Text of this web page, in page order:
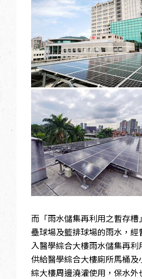
而「雨水儲集再利用之暫存槽
壘球場及籃排球場的雨水，經
入醫學綜合大樓雨水儲集再利
供給醫學綜合大樓廁所馬桶及
綜大樓周邊澆灌使用，保水外